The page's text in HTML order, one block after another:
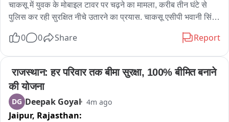
चाकसू में युवक के मोबाइल टावर पर चढ़ने का मामला, करीब तीन घंटे से
पुलिस कर रही सुरक्षित नीचे उतारने का प्रयास. चाकसू एसीपी भवानी सिंह,
मौके पर तैनात, टावर के नीचे लगाया जाल. पुलिस ने युवक से मोबाइल पर
राहौली गांव निवासी बताया जा रहा युवक
0 0 Share Report
राजस्थान: हर परिवार तक बीमा सुरक्षा, 100% बीमित बनाने
की योजना
DG Deepak Goyal 4m ago
Jaipur, Rajasthan: